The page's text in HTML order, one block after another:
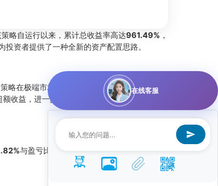
略自运行以来，累计总收益率高达961.49% ，
资者提供了一种全新的资产配置思路。
略在极端市场环境下仍能保持稳健。同时，阿
额收益，进一步凸显了其卓越的选股和择时能
与盈亏比
在线客服